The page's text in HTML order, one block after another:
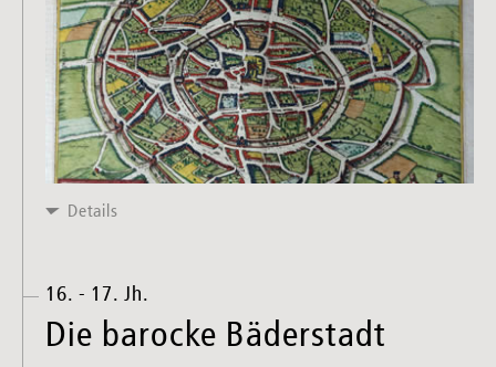
Details
16. - 17. Jh.
Die barocke Bäderstadt